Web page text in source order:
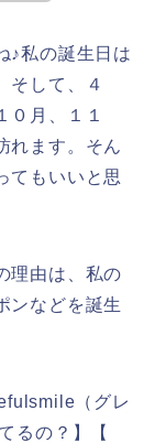
♪私の誕生日は
そして、４
０月、１１
れます。そん
てもいいと思
理由は、私の
ンなどを誕生
（グレ
るの？】【